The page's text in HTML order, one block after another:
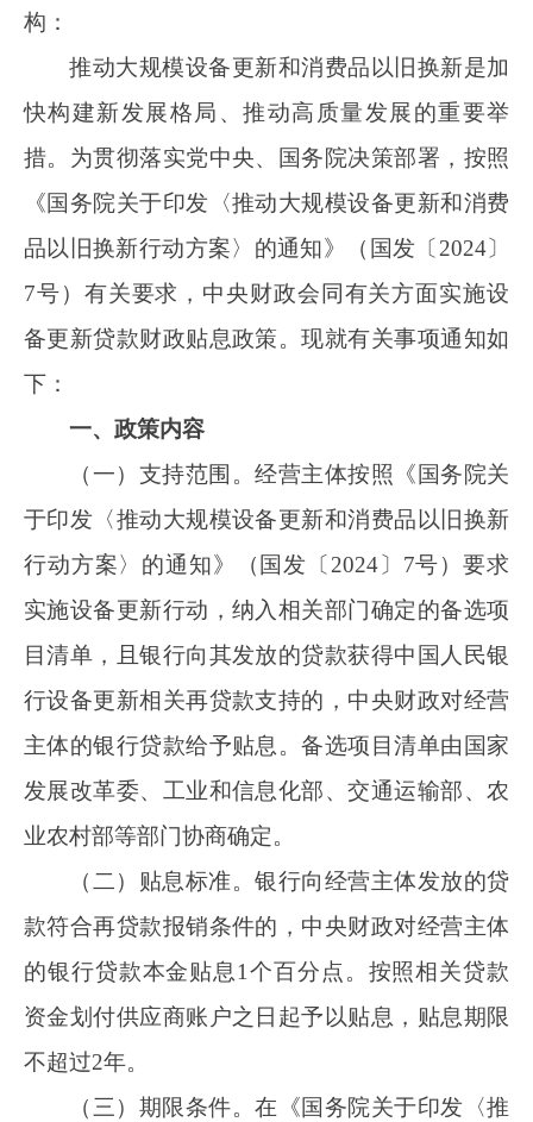
备更新贷款财政贴息政策。现就有关事项通知如
一、政策内容
于印发〈推动大规模设备更新和消费品以旧换新
行动方案〉的通知》（国发〔2024〕7号）要求
实施设备更新行动，纳入相关部门确定的备选项
目清单，且银行向其发放的贷款获得中国人民银
行设备更新相关再贷款支持的，中央财政对经营
发展改革委、工业和信息化部、交通运输部、农
业农村部等部门协商确定。
（二）贴息标准。银行向经营主体发放的贷
款符合再贷款报销条件的，中央财政对经营主体
的银行贷款本金贴息1个百分点。按照相关贷款
不超过2年。
（三）期限条件。在《国务院关于印发〈推
动大规模设备更新和消费品以旧换新行动方案〉
的通知》（国发〔2024〕7号）印发之日（2024
年3月7日）至2024年12月31日期间，经营主体签
同，且相关贷款资金发放至经营主体并划付供应
商账户的，可享受贴息政策。结合中国人民银行
设备更新相关再贷款额度使用情况，可视情延长
政策实施期限。
二、贷款流程
息的设备更新贷款经办银行为
包括国家开发银行、中国进出口银行、中国农业